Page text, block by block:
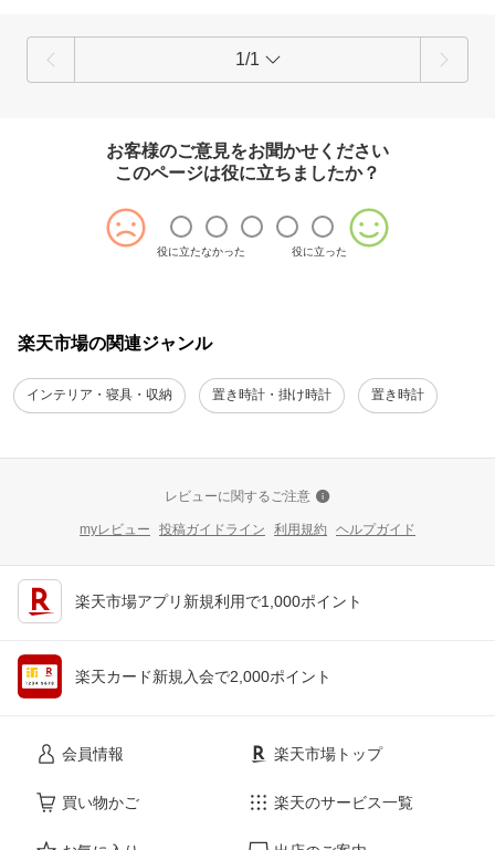
1/1
お客様のご意見をお聞かせください
このページは役に立ちましたか？
役に立たなかった 役に立った
楽天市場の関連ジャンル
インテリア・寝具・収納 置き時計・掛け時計 置き時計
レビューに関するご注意
myレビュー 投稿ガイドライン 利用規約 ヘルプガイド
楽天市場アプリ新規利用で1,000ポイント
楽天カード新規入会で2,000ポイント
会員情報
買い物かご
楽天市場トップ
楽天のサービス一覧